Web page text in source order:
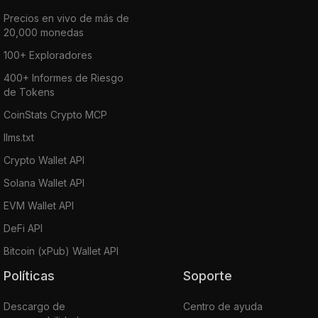
Precios en vivo de más de
20,000 monedas
100+ Exploradores
400+ Informes de Riesgo
de Tokens
CoinStats Crypto MCP
llms.txt
Crypto Wallet API
Solana Wallet API
EVM Wallet API
DeFi API
Bitcoin (xPub) Wallet API
Políticas
Descargo de
Soporte
Centro de ayuda